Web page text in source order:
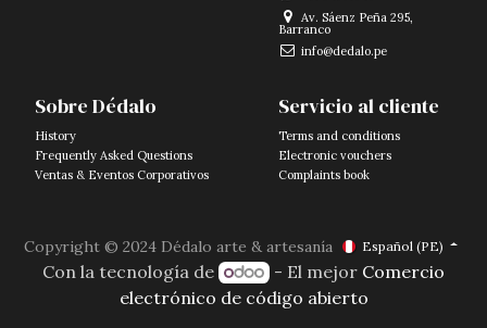
Sobre Dédalo
History
Frequently Asked Questions
Ventas & Eventos Corporativos
Servicio al cliente
Terms and conditions
Electronic vouchers
Complaints book
Av. Sáenz Peña 295,
Barranco
info@dedalo.pe
Copyright © 2024 Dédalo arte & artesanía Español (PE)
Con la tecnología de - El mejor Comercio
electrónico de código abierto